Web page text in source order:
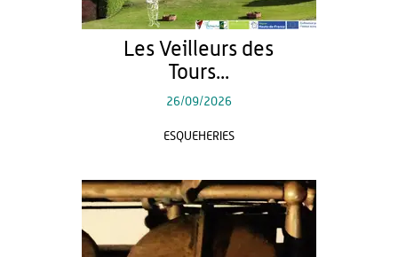
Les Veilleurs des
Tours...
26/09/2026
ESQUEHERIES